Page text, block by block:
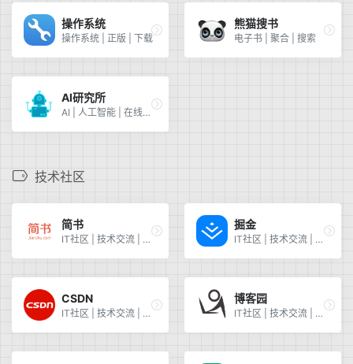
操作系统
操作系统 | 正版 | 下载
熊猫搜书
电子书 | 聚合 | 搜索
AI研究所
AI | 人工智能 | 在线工具 | 聚合
技术社区
简书
IT社区 | 技术交流 | 解决问题 | 学习资料 | 简书
掘金
IT社区 | 技术交流 | 解决问题 | 学习资料 | 掘金
CSDN
IT社区 | 技术交流 | 解决问题 | 学习资料 | CSDN
博客园
IT社区 | 技术交流 | 解决问题 | 学习资料 | 博客园